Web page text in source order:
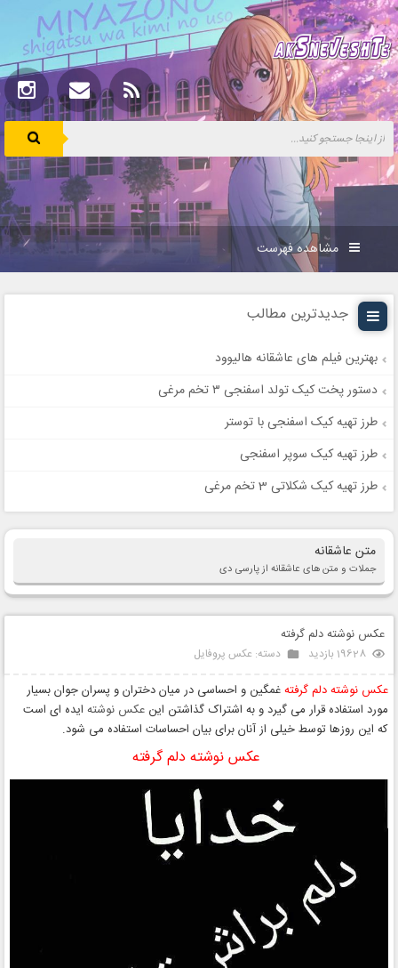
مشاهده فهرست
جدیدترین مطالب
بهترین فیلم های عاشقانه هالیوود
دستور پخت کیک تولد اسفنجی ۳ تخم مرغی
طرز تهیه کیک اسفنجی با توستر
طرز تهیه کیک سوپر اسفنجی
طرز تهیه کیک شکلاتی 3 تخم مرغی
متن عاشقانه
جملات و متن های عاشقانه از پارسی دی
عکس نوشته دلم گرفته
19628 بازدید دسته: عکس پروفایل
عکس نوشته دلم گرفته غمگین و احساسی در میان دختران و پسران جوان بسیار
مورد استفاده قرار می گیرد و به اشتراک گذاشتن این عکس نوشته ایده ای است
که این روزها توسط خیلی از آنان برای بیان احساسات استفاده می شود.
عکس نوشته دلم گرفته